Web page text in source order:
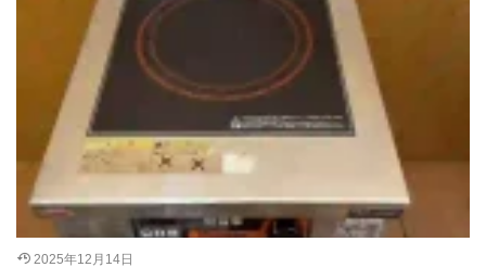
2025年12月14日